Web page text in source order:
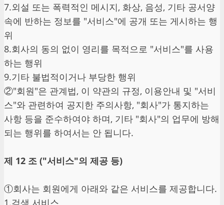
7.외설 또는 폭력적인 메시지, 화상, 음성, 기타 공서양
속에 반하는 정보를 "서비스"에 공개 또는 게시하는 행
위
8.회사의 동의 없이 영리를 목적으로 "서비스"를 사용
하는 행위
9.기타 불법적이거나 부당한 행위
②"회원"은 관계법, 이 약관의 규정, 이용안내 및 "서비
스"와 관련하여 공지한 주의사항, "회사"가 통지하는
사항 등을 준수하여야 하며, 기타 "회사"의 업무에 방해
되는 행위를 하여서는 안 됩니다.
제 12 조 ("서비스"의 제공 등)
①회사는 회원에게 아래와 같은 서비스를 제공합니다.
1.검색 서비스